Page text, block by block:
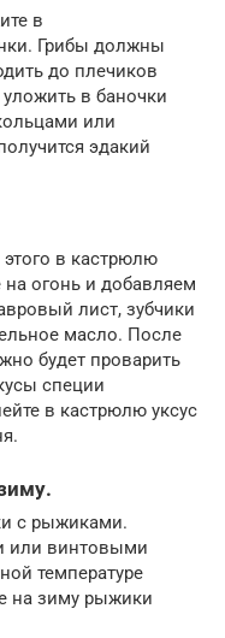
в
Грибы должны
до плечиков
в баночки
или
эдакий
в кастрюлю
огонь и добавляем
лист, зубчики
масло. После
будет проварить
специи
в кастрюлю уксус
с рыжиками.
или винтовыми
температуре
на зиму рыжики